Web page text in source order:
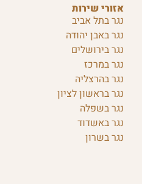
אזורי שירות
נגר בתל אביב
נגר באבן יהודה
נגר בירושלים
נגר במרכז
נגר בהרצליה
נגר בראשון לציון
נגר בשפלה
נגר באשדוד
נגר בשרון